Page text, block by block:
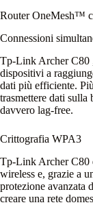
Router OneMesh™
Connessioni
Tp-Link Archer C80
dispositivi a
dati più efficiente.
trasmettere dati sulla
davvero lag-free.
Crittografia WPA3
Tp-Link Archer C80
wireless e, grazie a
protezione avanzata
creare una rete